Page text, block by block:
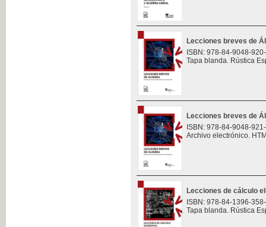
Lecciones breves de
ISBN: 978-84-9048-
Tapa blanda. Rústica
Lecciones breves de
ISBN: 978-84-9048-
Archivo electrónico.
Lecciones de cálculo
ISBN: 978-84-1396-
Tapa blanda. Rústica